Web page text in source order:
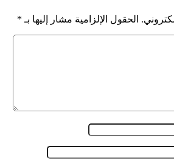
الحقول الإلزامية مشار إليها بـ *